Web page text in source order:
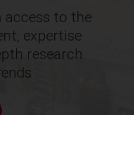
to the
expertise
research